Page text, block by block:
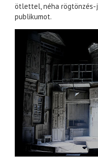
ötlettel, néha rögtönzés-
publikumot.